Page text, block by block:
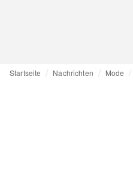
Startseite Nachrichten Mode